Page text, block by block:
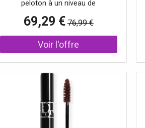
peloton à un niveau de
Vectran Breaker : Vectran™ est une
fibre de haute technologie
fabriquée synthétiquement avec un
modèle naturel, elle est plus légère,
efficacement contre les coupures
que les breakers en nylon
comparables Composé BlackChili
pour une adhérence et un
roulement facile uniques Modèle :
69,29 € 76,99 €